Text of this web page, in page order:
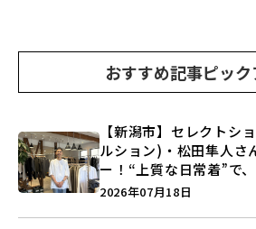
おすすめ記事ピッ
【新潟市】セレクトシ
ルション)・松田隼人さ
ー！“上質な日常着”で
む提案とは？
2026年07月18日